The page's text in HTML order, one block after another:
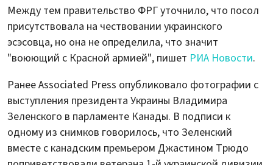
Между тем правительство ФРГ уточнило, что посол
присутствовала на чествовании украинского
эсэсовца, но она не определила, что значит
"воюющий с Красной армией", пишет РИА Новости.
Ранее Associated Press опубликовало фотографии с
выступления президента Украины Владимира
Зеленского в парламенте Канады. В подписи к
одному из снимков говорилось, что Зеленский
вместе с канадским премьером Джастином Трюдо